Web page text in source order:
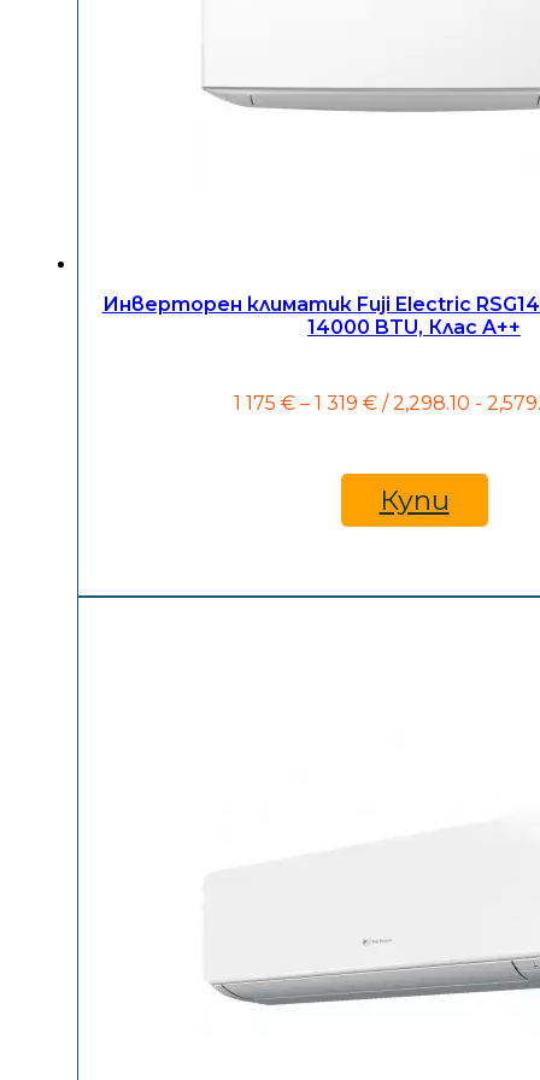
Инверторен климатик Fuji Electric
14000 BTU, Клас A++
1 175 € – 1 319 €Price
175 €
through
1
/ 2,298.10 -
Купи